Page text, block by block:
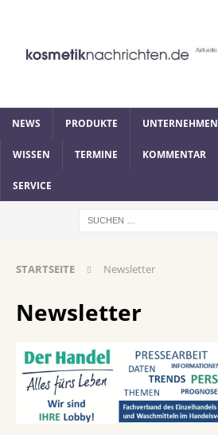
NEWS PRODUKTE UNTERNEHMEN
WISSEN TERMINE KOMMENTAR
SERVICE
STARTSEITE Newsletter
Newsletter